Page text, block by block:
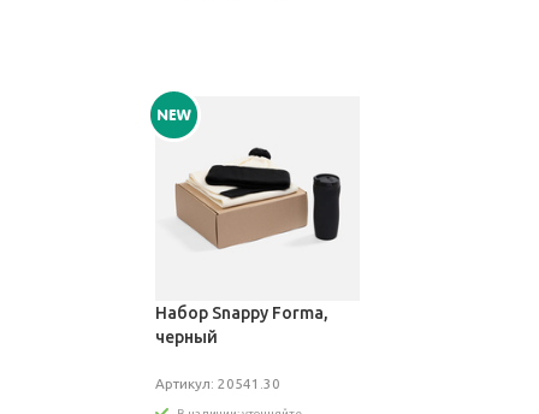
Набор Snappy Forma,
черный
Артикул: 20541.30